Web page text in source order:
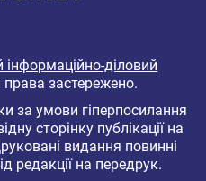
діловий
права застережено.
за умови гіперпосилання
сторінку публікації на
видання повинні
редакції на передрук.